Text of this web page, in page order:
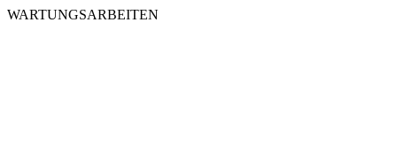
WARTUNGSARBEITEN